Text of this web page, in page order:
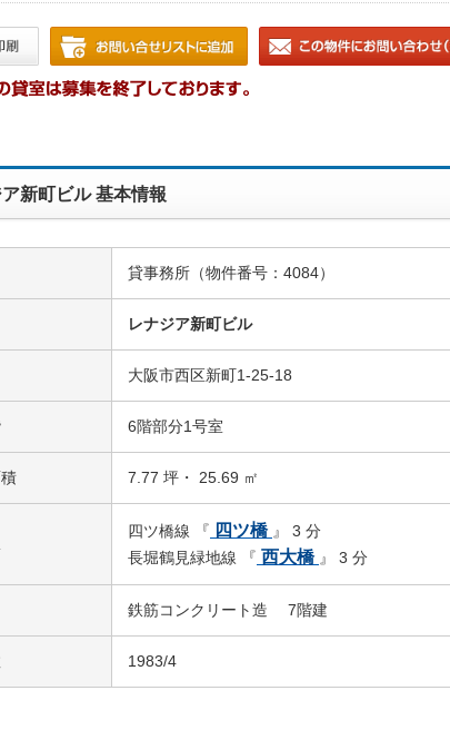
新町ビル 基本情報
貸事務所（物件番号：4084）
レナジア新町ビル
大阪市西区新町1-25-18
6階部分1号室
7.77 坪・ 25.69 ㎡
四ツ橋線 『 四ツ橋 』 3 分
長堀鶴見緑地線 『 西大橋 』 3 分
鉄筋コンクリート造 7階建
1983/4